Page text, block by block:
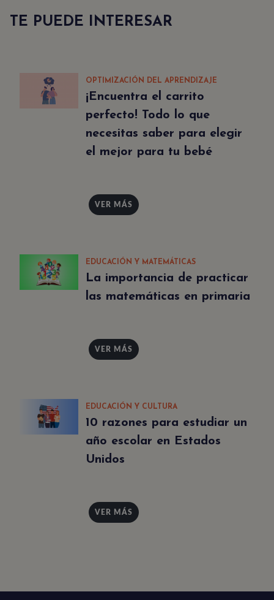
TE PUEDE INTERESAR
OPTIMIZACIÓN DEL APRENDIZAJE
¡Encuentra el carrito
perfecto! Todo lo que
necesitas saber para elegir
el mejor para tu bebé
VER MÁS
EDUCACIÓN Y MATEMÁTICAS
La importancia de practicar
las matemáticas en primaria
VER MÁS
EDUCACIÓN Y CULTURA
10 razones para estudiar un
año escolar en Estados
Unidos
VER MÁS